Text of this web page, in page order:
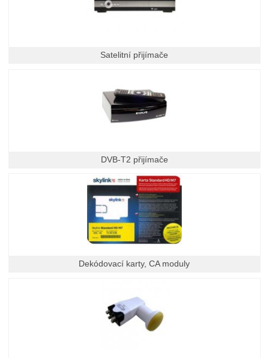
Satelitní přijímače
DVB-T2 přijímače
Dekódovací karty, CA moduly